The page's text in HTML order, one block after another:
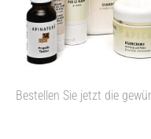
Bestellen Sie jetzt die